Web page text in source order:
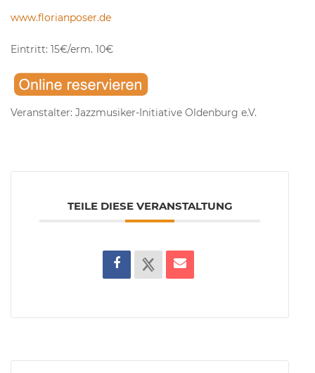
www.florianposer.de
Eintritt: 15€/erm. 10€
Veranstalter: Jazzmusiker-Initiative Oldenburg e.V.
TEILE DIESE VERANSTALTUNG